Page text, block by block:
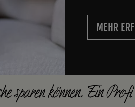
MEHR
sparen können. Ein